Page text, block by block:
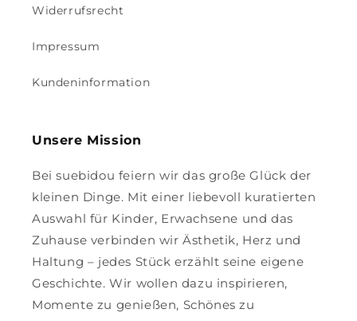
Widerrufsrecht
Impressum
Kundeninformation
Unsere Mission
Bei suebidou feiern wir das große Glück der
kleinen Dinge. Mit einer liebevoll kuratierten
Auswahl für Kinder, Erwachsene und das
Zuhause verbinden wir Ästhetik, Herz und
Haltung – jedes Stück erzählt seine eigene
Geschichte. Wir wollen dazu inspirieren,
Momente zu genießen, Schönes zu